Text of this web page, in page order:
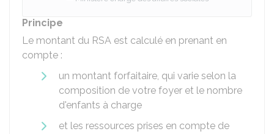
Principe
Le montant du RSA est calculé en prenant en
compte :
un montant forfaitaire, qui varie selon la
composition de votre foyer et le nombre
d'enfants à charge
et les ressources prises en compte de